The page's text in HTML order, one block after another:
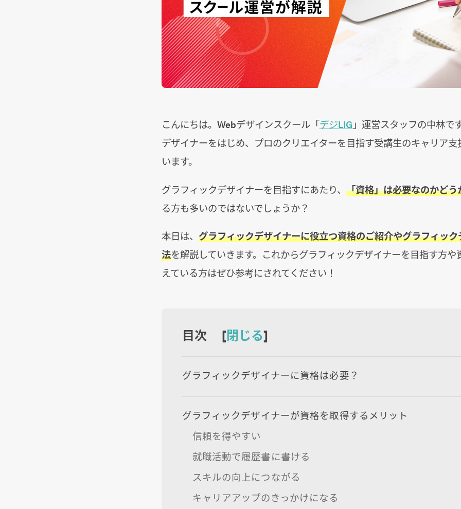
こんにちは。Webデザインスクール「デジLIG 」運営スタッフの中林で
デザイナーをはじめ、プロのクリエイターを目指す受講生のキャリア支
います。
グラフィックデザイナーを目指すにあたり、 「資格」は必要なのかどう
る方も多いのではないでしょうか？
本日は、 グラフィックデザイナーに役立つ資格のご紹介やグラフィッ
法を解説していきます。これからグラフィックデザイナーを目指す方や
えている方はぜひ参考にされてください！
目次 [閉じる]
グラフィックデザイナーに資格は必要？
グラフィックデザイナーが資格を取得するメリット
信頼を得やすい
就職活動で履歴書に書ける
スキルの向上につながる
キャリアアップのきっかけになる